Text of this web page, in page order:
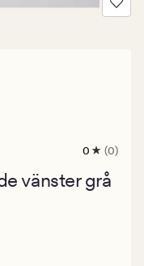
0
omdömen
med
ett
0 (0)
vänster grå